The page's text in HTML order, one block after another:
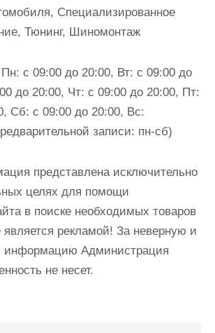
Специализированное
Тюнинг, Шиномонтаж
Пн: с 09:00 до 20:00, Вт: с 09:00 до
до 20:00, Чт: с 09:00 до 20:00, Пт:
Сб: с 09:00 до 20:00, Вс:
записи: пн-сб)
представлена исключительно
целях для помощи
в поиске необходимых товаров
рекламой! За неверную и
информацию Администрация
не несет.